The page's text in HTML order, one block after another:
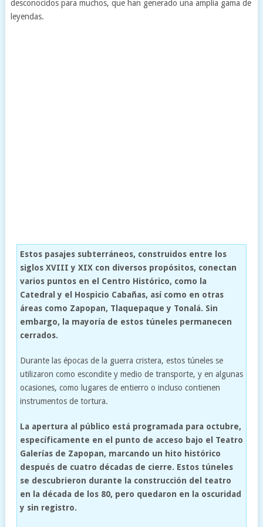
desconocidos para muchos, que han generado una amplia gama de
leyendas.
Estos pasajes subterráneos, construidos entre los
siglos XVIII y XIX con diversos propósitos, conectan
varios puntos en el Centro Histórico, como la
Catedral y el Hospicio Cabañas, así como en otras
áreas como Zapopan, Tlaquepaque y Tonalá. Sin
embargo, la mayoría de estos túneles permanecen
cerrados.
Durante las épocas de la guerra cristera, estos túneles se
utilizaron como escondite y medio de transporte, y en algunas
ocasiones, como lugares de entierro o incluso contienen
instrumentos de tortura.
La apertura al público está programada para octubre,
específicamente en el punto de acceso bajo el Teatro
Galerías de Zapopan, marcando un hito histórico
después de cuatro décadas de cierre. Estos túneles
se descubrieron durante la construcción del teatro
en la década de los 80, pero quedaron en la oscuridad
y sin registro.